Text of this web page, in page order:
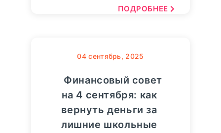
ПОДРОБНЕЕ
04 сентябрь, 2025
Финансовый совет
на 4 сентября: как
вернуть деньги за
лишние школьные